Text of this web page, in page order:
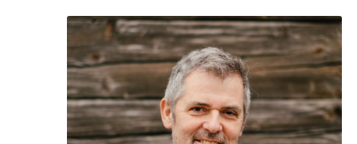
Mit mehr als 30 Jahren Erfahrung als
Architekt und Sachverständiger liegen meine
Expertise und mein Engagement bei der
Restaurierung von Denkmälern und beim
Bauen im Bestand. Mit Freude nehme ich